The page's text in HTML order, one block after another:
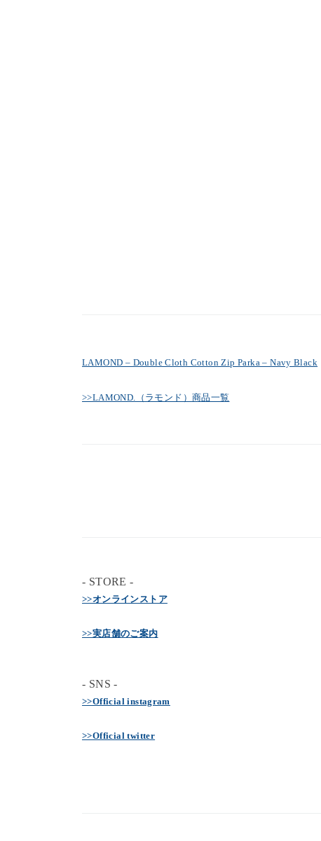
LAMOND – Double Cloth Cotton Zip Parka – Navy Black
>>LAMOND.（ラモンド）商品一覧
- STORE -
>>オンラインストア
>>実店舗のご案内
- SNS -
>>Official instagram
>>Official twitter